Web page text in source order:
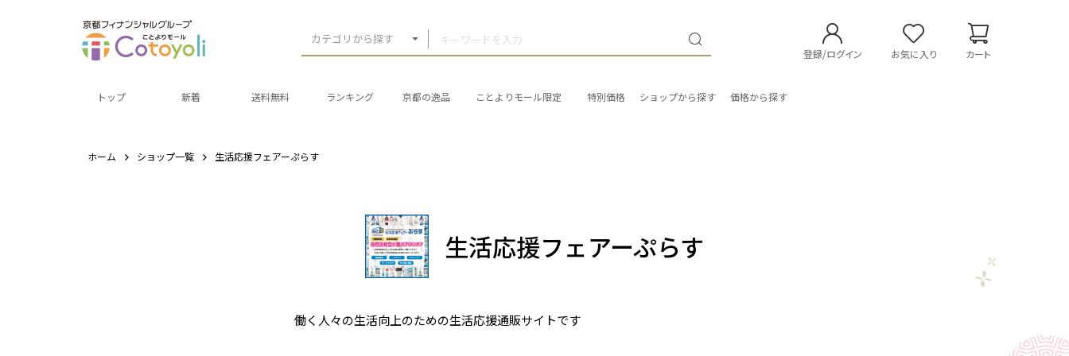
カテゴリから探す
登録/ログイン お気に入り カート
トップ 新着 送料無料 ランキング 京都の逸品 ことよりモール限定 特別価格 ショップから探す 価格から探す
ホーム ショップ一覧 生活応援フェアーぷらす
生活応援フェアーぷらす
働く人々の生活向上のための生活応援通販サイトです